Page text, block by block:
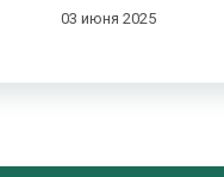
03 июня 2025